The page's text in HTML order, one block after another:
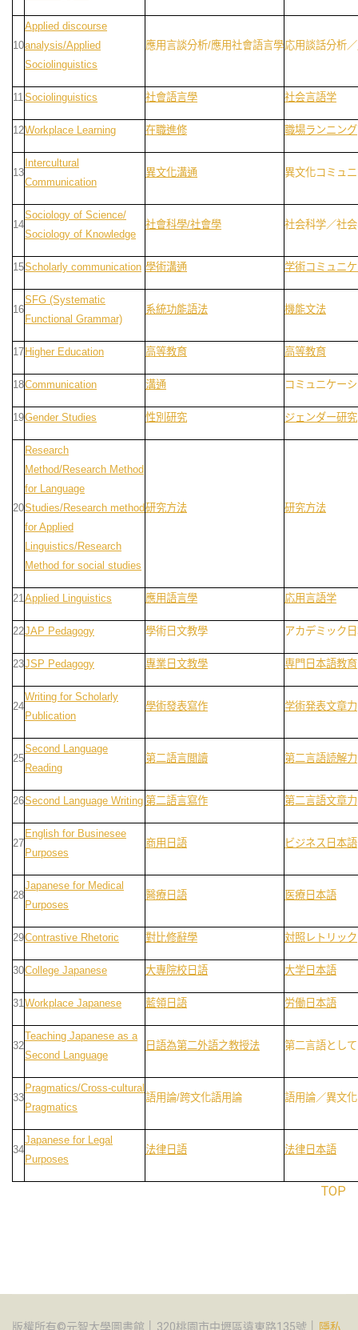
10
Applied discourse
analysis/Applied
Sociolinguistics
應用言談分析/應用社會語言學応用談話分析
11Sociolinguistics 社會語言學 社会言語学
12Workplace Learning 在職進修 職場ランニング
13
Intercultural
Communication
異文化溝通 異文化コミュ
14
Sociology of Science/
Sociology of Knowledge
社會科學/社會學 社会科学／社
15Scholarly communication 學術溝通 学術コミュニ
16
SFG (Systematic
Functional Grammar)
系統功能語法 機能文法
17 Higher Education 高等教育 高等教育
18Communication 溝通 コミュニケー
19Gender Studies 性別研究 ジェンダー研究
20
Research
Method/Research Method
for Language
Studies/Research method
for Applied
Linguistics/Research
Method for social studies
研究方法 研究方法
21Applied Linguistics 應用語言學 応用言語学
22JAP Pedagogy 學術日文教學 アカデミック
23JSP Pedagogy 專業日文教學 専門日本語教育
24
Writing for Scholarly
Publication
學術發表寫作 学術発表文章力
25
Second Language
Reading
第二語言閲讀 第二言語読解力
26Second Language Writing 第二語言寫作 第二言語文章力
27
English for Businesee
Purposes
商用日語 ビジネス日本語
28
Japanese for Medical
Purposes
醫療日語 医療日本語
29Contrastive Rhetoric 對比修辭學 対照レトリック
30College Japanese 大專院校日語 大学日本語
31Workplace Japanese 藍領日語 労働日本語
32
Teaching Japanese as a
Second Language
日語為第二外語之教授法 第二言語とし
33
Pragmatics/Cross-cultural
Pragmatics
語用論/跨文化語用論 語用論／異文
34
Japanese for Legal
Purposes
法律日語 法律日本語
TOP
版權所有©元智大學圖書館 │ 320桃園市中壢區遠東路135號 │ 隱私